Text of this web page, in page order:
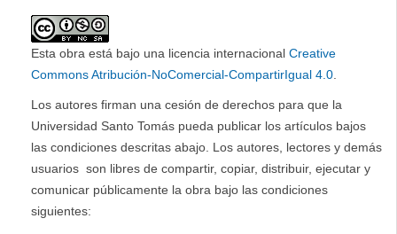
Esta obra está bajo una licencia internacional Creative
Commons Atribución-NoComercial-CompartirIgual 4.0
Los autores firman una cesión de derechos para que la
Universidad Santo Tomás pueda publicar los artículos bajos
las condiciones descritas abajo. Los autores, lectores y demás
usuarios son libres de compartir, copiar, distribuir, ejecutar y
comunicar públicamente la obra bajo las condiciones
siguientes: